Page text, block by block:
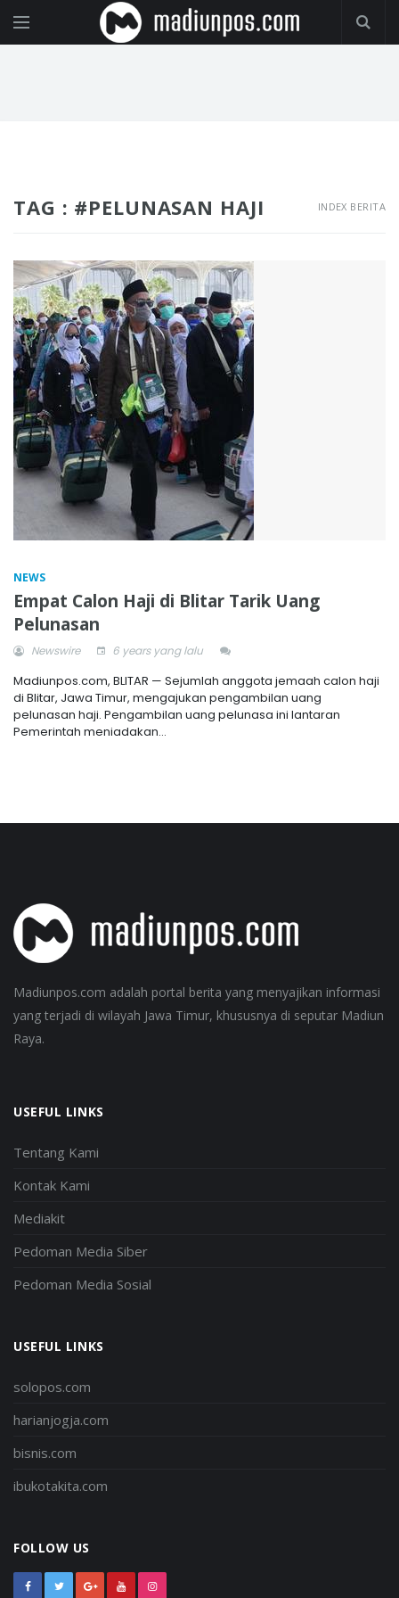
TAG : #PELUNASAN HAJI INDEX BERITA
NEWS
Empat Calon Haji di Blitar Tarik Uang
Pelunasan
Newswire 6 years yang lalu
Madiunpos.com, BLITAR — Sejumlah anggota jemaah calon haji
di Blitar, Jawa Timur, mengajukan pengambilan uang
pelunasan haji. Pengambilan uang pelunasa ini lantaran
Pemerintah meniadakan...
Madiunpos.com adalah portal berita yang menyajikan informasi
yang terjadi di wilayah Jawa Timur, khususnya di seputar Madiun
Raya.
USEFUL LINKS
Tentang Kami
Kontak Kami
Mediakit
Pedoman Media Siber
Pedoman Media Sosial
USEFUL LINKS
solopos.com
harianjogja.com
bisnis.com
ibukotakita.com
FOLLOW US